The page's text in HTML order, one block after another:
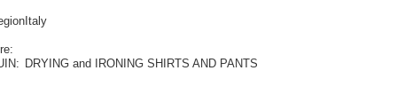
Italy
DRYING and IRONING SHIRTS AND PANTS